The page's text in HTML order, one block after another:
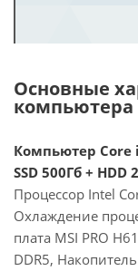
Основные
компьютера
Компьютер Core
SSD 500Гб + HDD
Процессор Intel
Охлаждение
плата MSI PRO
DDR5,